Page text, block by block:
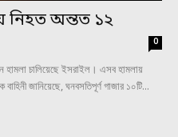
নিহত অন্তত ১২
0
হামলা চালিয়েছে ইসরাইল। এসব হামলায়
জানিয়েছে, ঘনবসতিপূর্ণ গাজার ১০টি...